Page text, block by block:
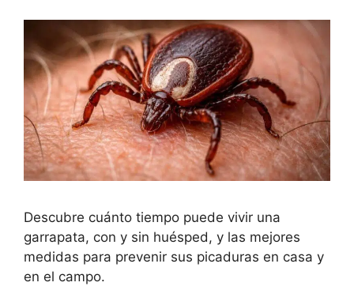
Descubre cuánto tiempo puede vivir una
garrapata, con y sin huésped, y las mejores
medidas para prevenir sus picaduras en casa y
en el campo.